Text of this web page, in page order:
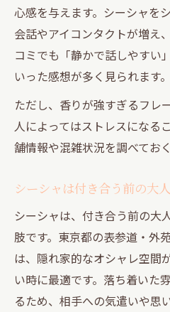
心感を与えます。シーシャを
会話やアイコンタクトが増え
コミでも「静かで話しやすい
いった感想が多く見られます。
ただし、香りが強すぎるフレ
人によってはストレスになる
舗情報や混雑状況を調べてお
シーシャは付き合う前の大
シーシャは、付き合う前の大
肢です。東京都の表参道・外
は、隠れ家的なオシャレ空間
い時に最適です。落ち着いた
るため、相手への気遣いや思